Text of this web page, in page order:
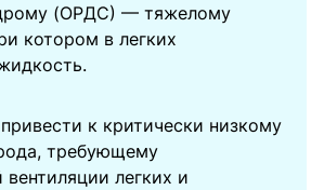
(ОРДС) — тяжелому
котором в легких
к критически низкому
требующему
вентиляции легких и